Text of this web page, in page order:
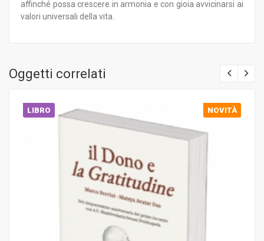
affinché possa crescere in armonia e con gioia avvicinarsi ai
valori universali della vita.
Oggetti correlati
LIBRO NOVITÀ